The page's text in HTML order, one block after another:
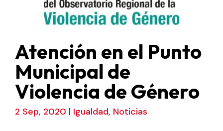
Atención en el Punto
Municipal de
Violencia de Género
2 Sep, 2020 | Igualdad, Noticias